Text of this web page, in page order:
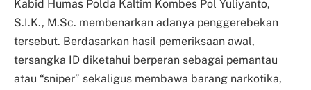
Kabid Humas Polda Kaltim Kombes Pol Yuliyanto,
S.I.K., M.Sc. membenarkan adanya penggerebekan
tersebut. Berdasarkan hasil pemeriksaan awal,
tersangka ID diketahui berperan sebagai pemantau
atau “sniper” sekaligus membawa barang narkotika,